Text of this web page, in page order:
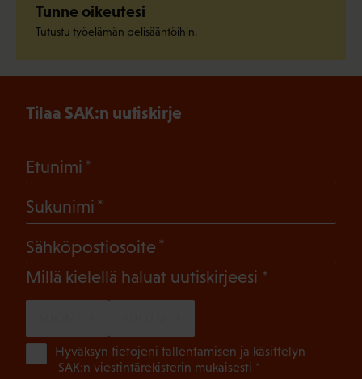
Tunne oikeutesi
Tutustu työelämän pelisääntöihin.
Tilaa SAK:n uutiskirje
Etunimi
Sukunimi
Sähköpostiosoite
Millä kielellä haluat uutiskirjeesi (Pakollinen)
Hyväksyn tietojeni tallentamisen ja käsittelyn
SAK:n viestintärekisterin mukaisesti *